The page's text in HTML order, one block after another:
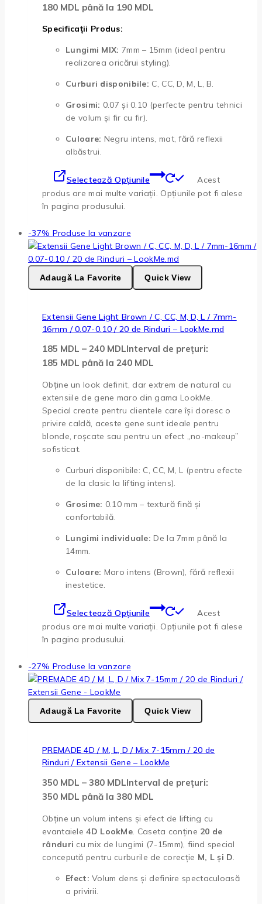
180 MDL până la 190 MDL
Specificații Produs:
Lungimi MIX: 7mm – 15mm (ideal pentru
realizarea oricărui styling).
Curburi disponibile: C, CC, D, M, L, B.
Grosimi: 0.07 și 0.10 (perfecte pentru tehnici
de volum și fir cu fir).
Culoare: Negru intens, mat, fără reflexii
albăstrui.
Selectează Opțiunile
Acest
produs are mai multe variații. Opțiunile pot fi alese
în pagina produsului.
-37% Produse la vanzare
Adaugă La Favorite Quick View
Extensii Gene Light Brown / C, CC, M, D, L / 7mm-
16mm / 0.07-0.10 / 20 de Rinduri – LookMe.md
185 MDL – 240 MDLInterval de prețuri:
185 MDL până la 240 MDL
Obține un look definit, dar extrem de natural cu
extensiile de gene maro din gama LookMe.
Special create pentru clientele care își doresc o
privire caldă, aceste gene sunt ideale pentru
blonde, roșcate sau pentru un efect „no-makeup”
sofisticat.
Curburi disponibile: C, CC, M, L (pentru efecte
de la clasic la lifting intens).
Grosime: 0.10 mm – textură fină și
confortabilă.
Lungimi individuale: De la 7mm până la
14mm.
Culoare: Maro intens (Brown), fără reflexii
inestetice.
Selectează Opțiunile
Acest
produs are mai multe variații. Opțiunile pot fi alese
în pagina produsului.
-27% Produse la vanzare
Adaugă La Favorite Quick View
PREMADE 4D / M, L, D / Mix 7-15mm / 20 de
Rinduri / Extensii Gene – LookMe
350 MDL – 380 MDLInterval de prețuri:
350 MDL până la 380 MDL
Obține un volum intens și efect de lifting cu
evantaiele4D LookMe . Caseta conține 20 de
rânduri cu mix de lungimi (7-15mm), fiind special
concepută pentru curburile de corecție M, L și D
Efect: Volum dens și definire spectaculoasă
a privirii.